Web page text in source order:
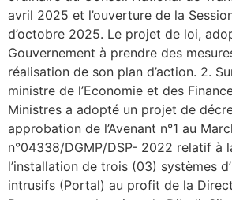
avril 2025 et l’ouverture de la
d’octobre 2025. Le projet de loi,
Gouvernement à prendre des
réalisation de son plan d’action. 2.
ministre de l’Economie et des
Ministres a adopté un projet de
approbation de l’Avenant n°1 au
n°04338/DGMP/DSP- 2022 relatif à
l’installation de trois (03) systèmes
intrusifs (Portal) au profit de la